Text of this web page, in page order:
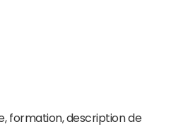
formation, description de